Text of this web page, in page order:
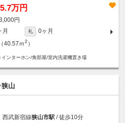
5.7万円
円
月 礼
0ヶ月
40.57ｍ2 ）
ンターホン/角部屋/室内洗濯機置き場
山
西武新宿線狭山市駅 / 徒歩10分